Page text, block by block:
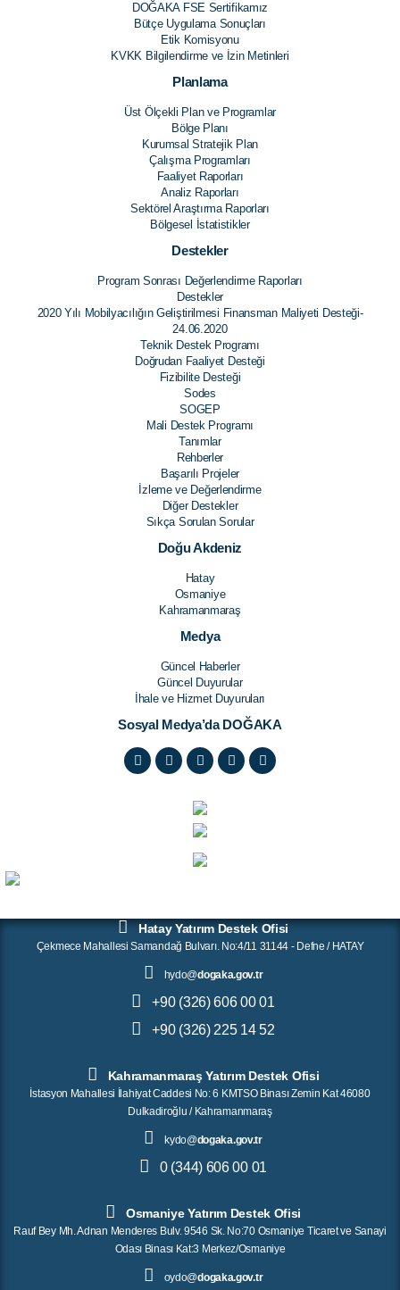
DOĞAKA FSE Sertifikamız
Bütçe Uygulama Sonuçları
Etik Komisyonu
KVKK Bilgilendirme ve İzin Metinleri
Planlama
Üst Ölçekli Plan ve Programlar
Bölge Planı
Kurumsal Stratejik Plan
Çalışma Programları
Faaliyet Raporları
Analiz Raporları
Sektörel Araştırma Raporları
Bölgesel İstatistikler
Destekler
Program Sonrası Değerlendirme Raporları
Destekler
2020 Yılı Mobilyacılığın Geliştirilmesi Finansman Maliyeti Desteği-
24.06.2020
Teknik Destek Programı
Doğrudan Faaliyet Desteği
Fizibilite Desteği
Sodes
SOGEP
Mali Destek Programı
Tanımlar
Rehberler
Başarılı Projeler
İzleme ve Değerlendirme
Diğer Destekler
Sıkça Sorulan Sorular
Doğu Akdeniz
Hatay
Osmaniye
Kahramanmaraş
Medya
Güncel Haberler
Güncel Duyurular
İhale ve Hizmet Duyuruları
Sosyal Medya’da DOĞAKA
Hatay Yatırım Destek Ofisi
Çekmece Mahallesi Samandağ Bulvarı. No:4/11 31144 - Defne / HATAY
hydo@dogaka.gov.tr
+90 (326) 606 00 01
+90 (326) 225 14 52
Kahramanmaraş Yatırım Destek Ofisi
İstasyon Mahallesi İlahiyat Caddesi No: 6 KMTSO Binası Zemin Kat 46080
Dulkadiroğlu / Kahramanmaraş
kydo@dogaka.gov.tr
0 (344) 606 00 01
Osmaniye Yatırım Destek Ofisi
Rauf Bey Mh. Adnan Menderes Bulv. 9546 Sk. No:70 Osmaniye Ticaret ve Sanayi
Odası Binası Kat:3 Merkez/Osmaniye
oydo@dogaka.gov.tr